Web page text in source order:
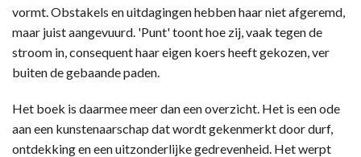
vormt. Obstakels en uitdagingen hebben haar niet afgeremd,
maar juist aangevuurd. 'Punt' toont hoe zij, vaak tegen de
stroom in, consequent haar eigen koers heeft gekozen, ver
buiten de gebaande paden.
Het boek is daarmee meer dan een overzicht. Het is een ode
aan een kunstenaarschap dat wordt gekenmerkt door durf,
ontdekking en een uitzonderlijke gedrevenheid. Het werpt